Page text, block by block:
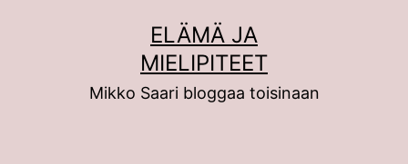
ELÄMÄ JA
MIELIPITEET
Mikko Saari bloggaa toisinaan